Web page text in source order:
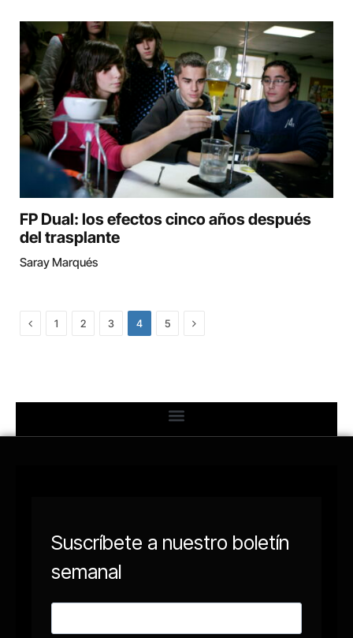
FP Dual: los efectos cinco años después
del trasplante
Saray Marqués
Previous
1 2 3 4 5 Next